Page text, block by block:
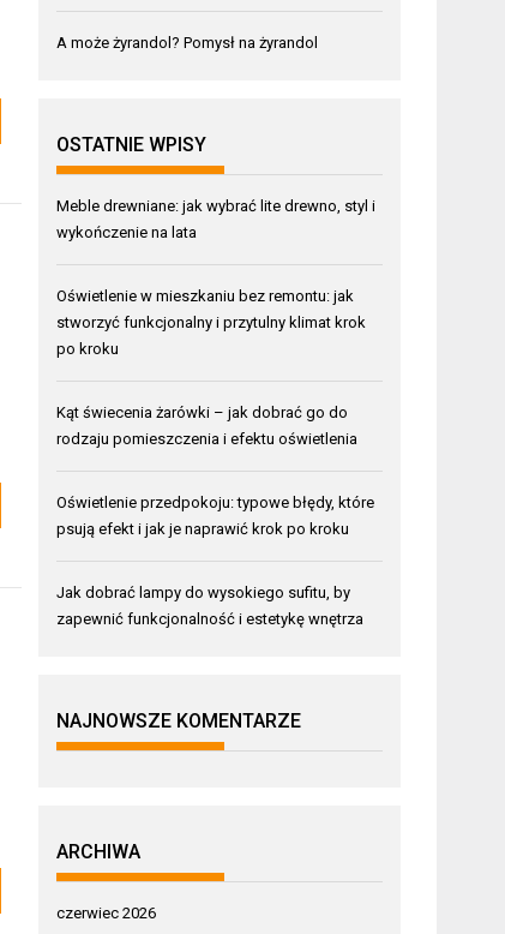
A może żyrandol? Pomysł na żyrandol
OSTATNIE WPISY
Meble drewniane: jak wybrać lite drewno, styl i
wykończenie na lata
Oświetlenie w mieszkaniu bez remontu: jak
stworzyć funkcjonalny i przytulny klimat krok
po kroku
Kąt świecenia żarówki – jak dobrać go do
rodzaju pomieszczenia i efektu oświetlenia
Oświetlenie przedpokoju: typowe błędy, które
psują efekt i jak je naprawić krok po kroku
Jak dobrać lampy do wysokiego sufitu, by
zapewnić funkcjonalność i estetykę wnętrza
NAJNOWSZE KOMENTARZE
ARCHIWA
czerwiec 2026